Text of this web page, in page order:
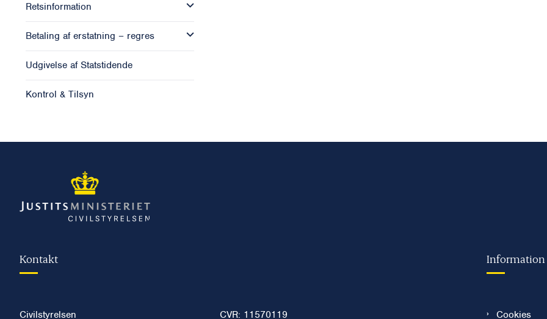
Retsinformation
Betaling af erstatning – regres
Udgivelse af Statstidende
Kontrol & Tilsyn
Kontakt
Civilstyrelsen CVR: 11570119
Information
Cookies